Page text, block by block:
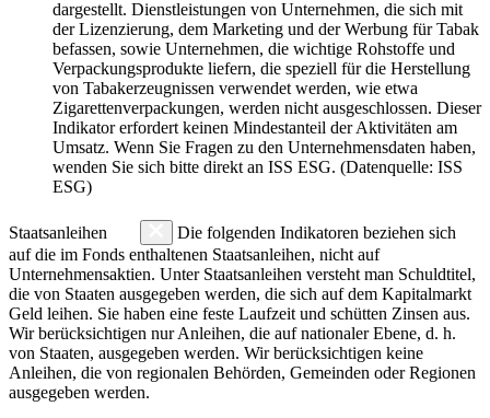
dargestellt. Dienstleistungen von Unternehmen, die sich mit
der Lizenzierung, dem Marketing und der Werbung für Tabak
befassen, sowie Unternehmen, die wichtige Rohstoffe und
Verpackungsprodukte liefern, die speziell für die Herstellung
von Tabakerzeugnissen verwendet werden, wie etwa
Zigarettenverpackungen, werden nicht ausgeschlossen. Dieser
Indikator erfordert keinen Mindestanteil der Aktivitäten am
Umsatz. Wenn Sie Fragen zu den Unternehmensdaten haben,
wenden Sie sich bitte direkt an ISS ESG. (Datenquelle: ISS
ESG)
Staatsanleihen
Die folgenden Indikatoren beziehen sich
auf die im Fonds enthaltenen Staatsanleihen, nicht auf
Unternehmensaktien. Unter Staatsanleihen versteht man Schuldtitel,
die von Staaten ausgegeben werden, die sich auf dem Kapitalmarkt
Geld leihen. Sie haben eine feste Laufzeit und schütten Zinsen aus.
Wir berücksichtigen nur Anleihen, die auf nationaler Ebene, d. h.
von Staaten, ausgegeben werden. Wir berücksichtigen keine
Anleihen, die von regionalen Behörden, Gemeinden oder Regionen
ausgegeben werden.